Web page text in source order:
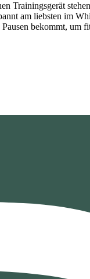
Trainingsgerät
am liebsten im
bekommt, um